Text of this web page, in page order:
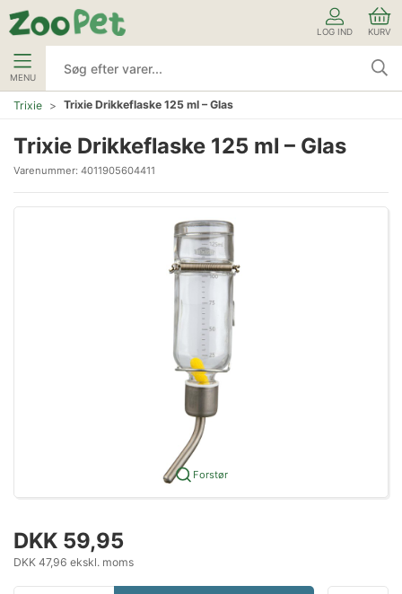
LOG IND KURV
MENU
Trixie Trixie Drikkeflaske 125 ml – Glas
Trixie Drikkeflaske 125 ml – Glas
Varenummer: 4011905604411
Forstør
DKK 59,95
DKK 47,96 ekskl. moms